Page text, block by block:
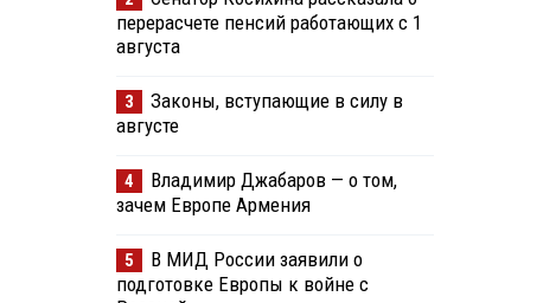
перерасчете пенсий работающих с 1
августа
3
Законы, вступающие в силу в
августе
4
Владимир Джабаров — о том,
зачем Европе Армения
5
В МИД России заявили о
подготовке Европы к войне с